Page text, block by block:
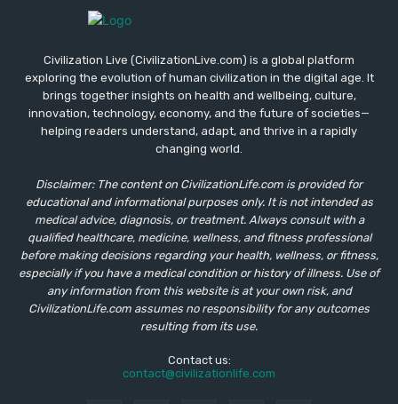
Civilization Live (CivilizationLive.com) is a global platform
exploring the evolution of human civilization in the digital age. It
brings together insights on health and wellbeing, culture,
innovation, technology, economy, and the future of societies—
helping readers understand, adapt, and thrive in a rapidly
changing world.
Disclaimer: The content on CivilizationLife.com is provided for
educational and informational purposes only. It is not intended as
medical advice, diagnosis, or treatment. Always consult with a
qualified healthcare, medicine, wellness, and fitness professional
before making decisions regarding your health, wellness, or fitness,
especially if you have a medical condition or history of illness. Use of
any information from this website is at your own risk, and
CivilizationLife.com assumes no responsibility for any outcomes
resulting from its use.
Contact us:
contact@civilizationlife.com